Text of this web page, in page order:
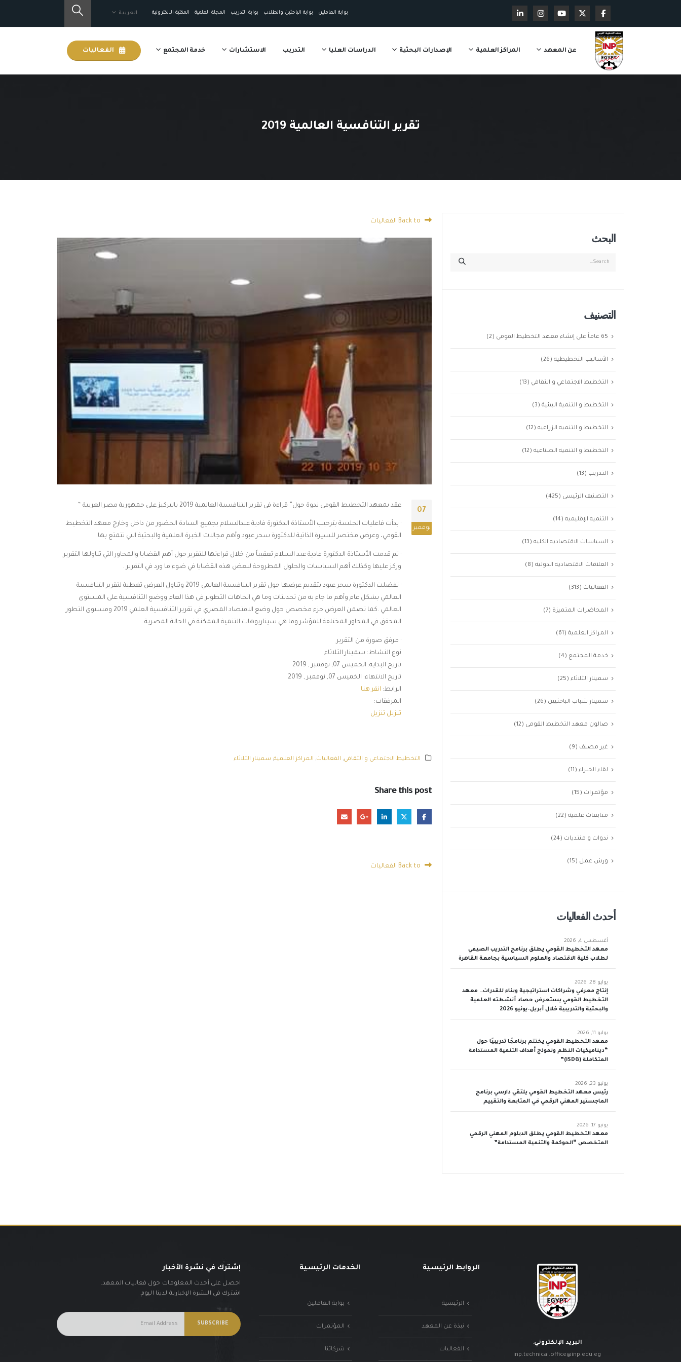
بوابة العاملين بوابة الباحثين والطلاب بوابة التدريب المجلة العلمية المكتبة الالكترونية العربية
عن المعهد المراكز العلمية الإصدارات البحثية الدراسات العليا التدريب الاستشارات خدمة المجتمع الفعاليات
تقرير التنافسية العالمية 2019
07
نوفمبر
عقد بمعهد التخطيط القومى ندوة حول” قراءة في تقرير التنافسية العالمية 2019 بالتركيز على جمهورية مصر العربية “
· بدأت فاعليات الجلسة بترحيب الأستاذة الدكتورة فادية عبدالسلام بجميع السادة الحضور من داخل وخارج معهد التخطيط
القومي، وعرض مختصر للسيرة الذاتية للدكتورة سحر عبود وأهم مجالات الخبرة العلمية والبحثية التي تتمتع بها.
· ثم قدمت الأستاذة الدكتورة فادية عبد السلام تعقيباً من خلال قراءتها للتقرير حول أهم القضايا والمحاور التي تناولها التقرير
وركز عليها وكذلك أهم السياسات والحلول المطروحة لبعض هذه القضايا في ضوء ما ورد في التقرير .
· تفضلت الدكتورة سحر عبود بتقديم عرضها حول تقرير التنافسية العالمي 2019 وتناول العرض تغطية لتقرير التنافسية
العالمي بشكل عام وأهم ما جاء به من تحديثات وما هي اتجاهات التطوير فى هذا العام ووضع التنافسية على المستوى
العالمي .كما تضمن العرض جزء مخصص حول وضع الاقتصاد المصري في تقرير التنافسية العلمي 2019 ومستوى التطور
المحقق في المحاور المختلفة للمؤشر وما هي سيناريوهات التنمية الممكنة في الحالة المصرية .
· مرفق صورة من التقرير
نوع النشاط: سمينار الثلاثاء
تاريخ البداية: الخميس 07, نوفمبر , 2019
تاريخ الانتهاء: الخميس 07, نوفمبر , 2019
الرابط: انقر هنا
المرفقات:
تنزيل تنزيل
التخطيط الاجتماعي و الثقافي, الفعاليات, المراكز العلمية, سمينار الثلاثاء
Share this post
البحث
التصنيف
65 عاماً على إنشاء معهد التخطيط القومى (2)
الأساليب التخطيطيه (26)
التخطيط الاجتماعي و الثقافي (13)
التخطيط و التنمية البيئية (3)
التخطيط و التنميه الزراعيه (12)
التخطيط و التنميه الصناعيه (12)
التدريب (13)
التصنيف الرئيسى (425)
التنميه الإقليميه (14)
السياسات الاقتصاديه الكليه (13)
العلاقات الاقتصاديه الدوليه (8)
الفعاليات (313)
المحاضرات المتميزة (7)
المراكز العلمية (61)
خدمة المجتمع (4)
سمينار الثلاثاء (25)
سمينار شباب الباحثيين (26)
صالون معهد التخطيط القومى (12)
غير مصنف (9)
لقاء الخبراء (11)
مؤتمرات (15)
متابعات علميه (22)
ندوات و منتديات (24)
ورش عمل (15)
أحدث الفعاليات
معهد التخطيط القومي يطلق برنامج التدريب الصيفي
لطلاب كلية الاقتصاد والعلوم السياسية بجامعة القاهرة
أغسطس 4, 2026
إنتاج معرفي وشراكات استراتيجية وبناء للقدرات… معهد
التخطيط القومي يستعرض حصاد أنشطته العلمية
والبحثية والتدريبية خلال أبريل–يونيو 2026
يوليو 28, 2026
معهد التخطيط القومي يختتم برنامجًا تدريبيًا حول
“ديناميكيات النظم ونموذج أهداف التنمية المستدامة
المتكاملة (iSDG)”
يوليو 11, 2026
رئيس معهد التخطيط القومي يلتقي دارسي برنامج
الماجستير المهني الرقمي في المتابعة والتقييم
يونيو 23, 2026
معهد التخطيط القومي يطلق الدبلوم المهني الرقمي
المتخصص “الحوكمة والتنمية المستدامة”
يونيو 17, 2026
البريد الإلكتروني:
inp.technical.office@inp.edu.eg
الروابط الرئيسية
الرئيسية
نبذة عن المعهد
الفعاليات
الخدمات الرئيسية
بوابة العاملين
المؤتمرات
شركائنا
إشترك في نشرة الأخبار
احصل على أحدث المعلومات حول فعاليات المعهد.
اشترك في النشرة الإخبارية لدينا اليوم.